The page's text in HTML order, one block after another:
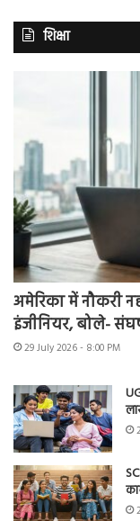
शिक्षा
अमेरिका में नौकरी
इंजीनियर, बोले-
29 July 2026 - 8:00 PM